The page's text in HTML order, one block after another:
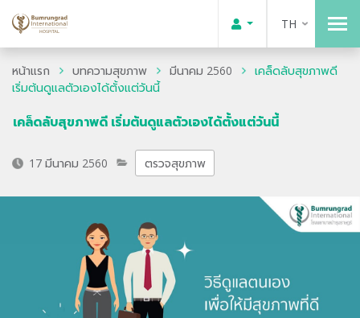
TH
หน้าแรก บทความสุขภาพ มีนาคม 2560
เคล็ดลับสุขภาพดี
เริ่มต้นดูแลตัวเองได้ตั้งแต่วันนี้
เคล็ดลับสุขภาพดี เริ่มต้นดูแลตัวเองได้ตั้งแต่วันนี้
17 มีนาคม 2560 ตรวจสุขภาพ